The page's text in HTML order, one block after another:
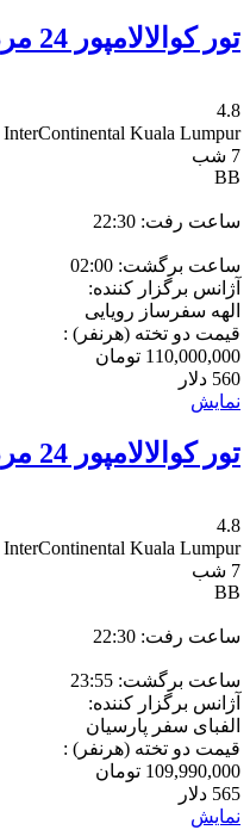
تور کوالالامپور 24 مرداد 1405
4.8
InterContinental Kuala Lumpur
7 شب
BB
ساعت رفت: 22:30
ساعت برگشت: 02:00
آژانس برگزار کننده:
الهه سفرساز رویایی
قیمت دو تخته (هرنفر) :
110,000,000 تومان
560 دلار
نمایش
تور کوالالامپور 24 مرداد 1405
4.8
InterContinental Kuala Lumpur
7 شب
BB
ساعت رفت: 22:30
ساعت برگشت: 23:55
آژانس برگزار کننده:
الفبای سفر پارسیان
قیمت دو تخته (هرنفر) :
109,990,000 تومان
565 دلار
نمایش